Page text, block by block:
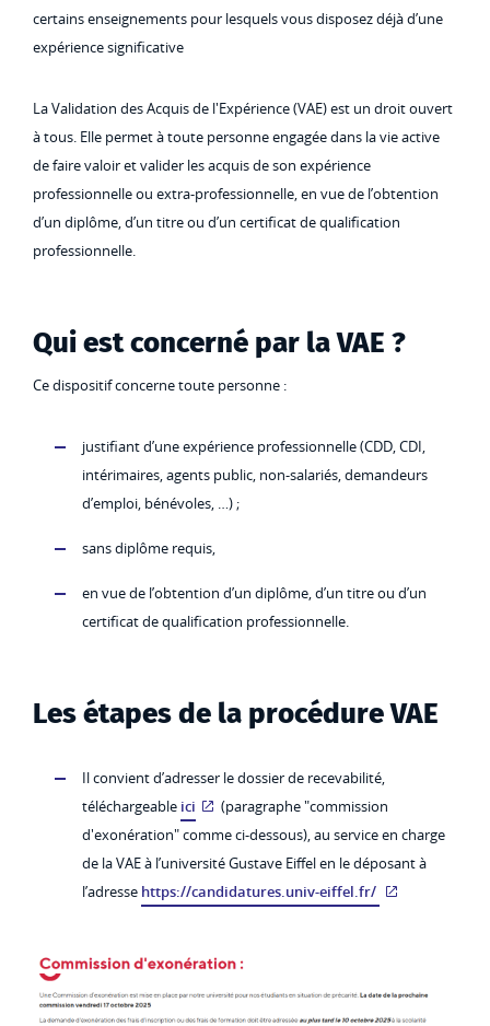
certains enseignements pour lesquels vous disposez déjà d’une
expérience significative
La Validation des Acquis de l'Expérience (VAE) est un droit ouvert
à tous. Elle permet à toute personne engagée dans la vie active
de faire valoir et valider les acquis de son expérience
professionnelle ou extra-professionnelle, en vue de l’obtention
d’un diplôme, d’un titre ou d’un certificat de qualification
professionnelle.
Qui est concerné par la VAE ?
Ce dispositif concerne toute personne :
justifiant d’une expérience professionnelle (CDD, CDI,
intérimaires, agents public, non-salariés, demandeurs
d’emploi, bénévoles, …) ;
sans diplôme requis,
en vue de l’obtention d’un diplôme, d’un titre ou d’un
certificat de qualification professionnelle.
Les étapes de la procédure VAE
Il convient d’adresser le dossier de recevabilité,
téléchargeable ici
(paragraphe "commission
d'exonération" comme ci-dessous), au service en charge
de la VAE à l’université Gustave Eiffel en le déposant à
l’adresse https://candidatures.univ-eiffel.fr/